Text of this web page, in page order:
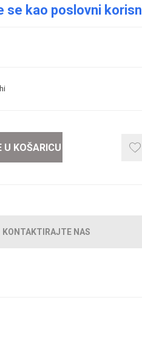
se kao poslovni
U KOŠARICU
KONTAKTIRAJTE NAS